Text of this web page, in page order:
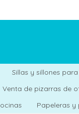
Sillas y sillones
Venta de pizarras de
Papeleras y